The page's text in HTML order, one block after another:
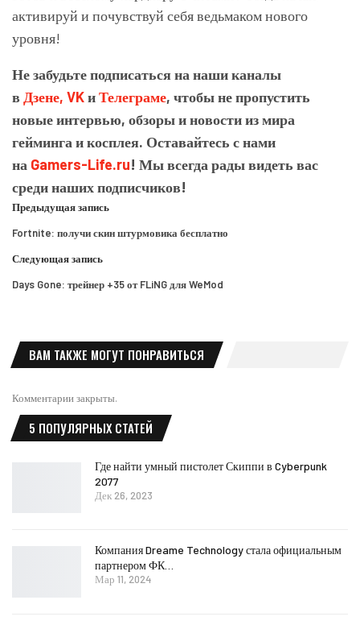
активируй и почувствуй себя ведьмаком нового
уровня!
Не забудьте подписаться на наши каналы
в Дзене, VKиТелеграме, чтобы не пропустить
новые интервью, обзоры и новости из мира
гейминга и косплея. Оставайтесь с нами
на Gamers-Life.ru! Мы всегда рады видеть вас
среди наших подписчиков!
Предыдущая запись
Fortnite: получи скин штурмовика бесплатно
Следующая запись
Days Gone: трейнер +35 от FLiNG для WeMod
ВАМ ТАКЖЕ МОГУТ ПОНРАВИТЬСЯ
Комментарии закрыты.
5 ПОПУЛЯРНЫХ СТАТЕЙ
Где найти умный пистолет Скиппи в Cyberpunk
2077
Дек 26, 2023
Компания Dreame Technology стала официальным
партнером ФК…
Мар 11, 2024